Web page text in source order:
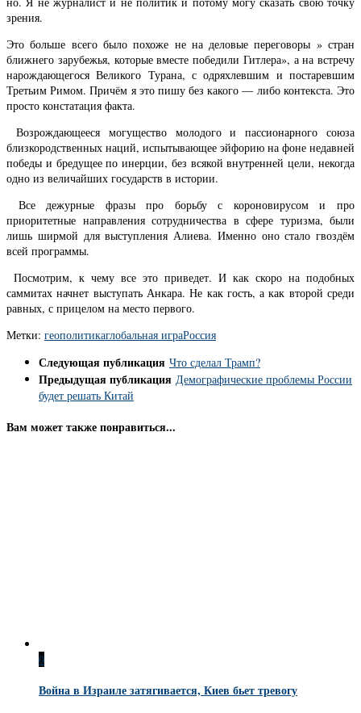
зрения.
Это больше всего было похоже не на деловые переговоры » стран
ближнего зарубежья, которые вместе победили Гитлера», а на встречу
нарождающегося Великого Турана, с одряхлевшим и постаревшим
Третьим Римом. Причём я это пишу без какого — либо контекста. Это
просто констатация факта.
Возрождающееся могущество молодого и пассионарного союза
близкородственных наций, испытывающее эйфорию на фоне недавней
победы и бредущее по инерции, без всякой внутренней цели, некогда
одно из величайших государств в истории.
Все дежурные фразы про борьбу с короновирусом и про
приоритетные направления сотрудничества в сфере туризма, были
лишь ширмой для выступления Алиева. Именно оно стало гвоздём
всей программы.
Посмотрим, к чему все это приведет. И как скоро на подобных
саммитах начнет выступать Анкара. Не как гость, а как второй среди
равных, с прицелом на место первого.
Метки: геополитикаглобальная играРоссия
Следующая публикация Что сделал Трамп?
Предыдущая публикация Демографические проблемы России
будет решать Китай
Вам может также понравиться...
0
Война в Израиле затягивается, Киев бьет тревогу